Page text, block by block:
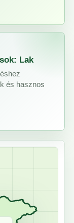
Lak
és hasznos